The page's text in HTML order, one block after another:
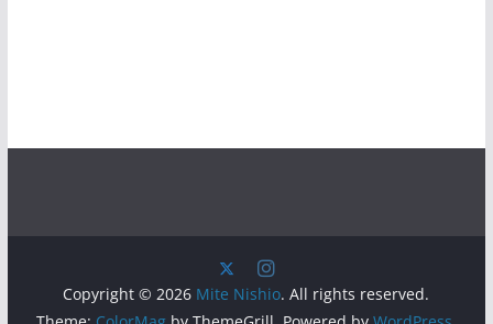
Copyright © 2026 Mite Nishio. All rights reserved.